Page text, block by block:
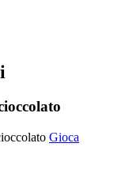
Gioca